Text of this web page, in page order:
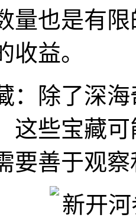
量也是有
收益。
：除了深
这些宝藏
要善于观